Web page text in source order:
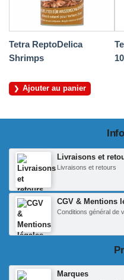
Tetra ReptoDelica
Shrimps
Ajouter au panier
Livraisons et
Livraisons et retours
CGV & Mentions
Conditions général de
Marques